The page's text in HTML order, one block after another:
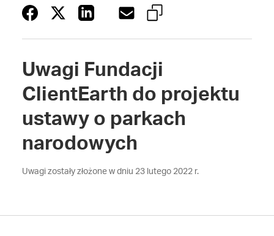
Uwagi Fundacji
ClientEarth do projektu
ustawy o parkach
narodowych
Uwagi zostały złożone w dniu 23 lutego 2022 r.